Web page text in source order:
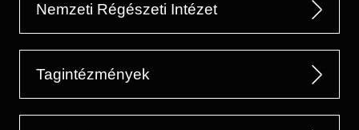
Nemzeti Régészeti Intézet
Tagintézmények